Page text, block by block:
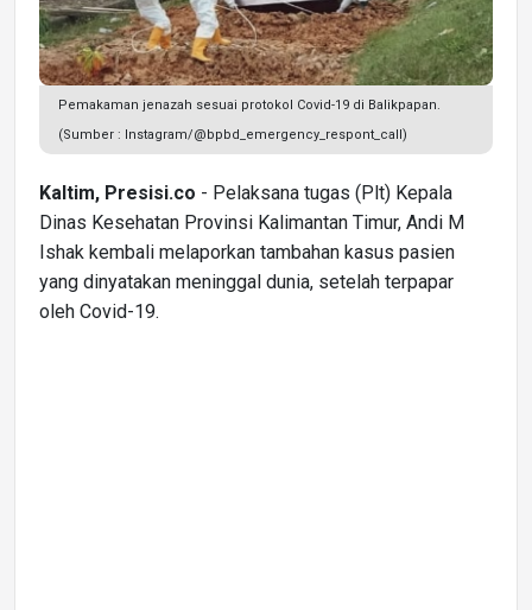
Pemakaman jenazah sesuai protokol Covid-19 di Balikpapan.
(Sumber : Instagram/@bpbd_emergency_respont_call)
Kaltim, Presisi.co - Pelaksana tugas (Plt) Kepala
Dinas Kesehatan Provinsi Kalimantan Timur, Andi M
Ishak kembali melaporkan tambahan kasus pasien
yang dinyatakan meninggal dunia, setelah terpapar
oleh Covid-19.